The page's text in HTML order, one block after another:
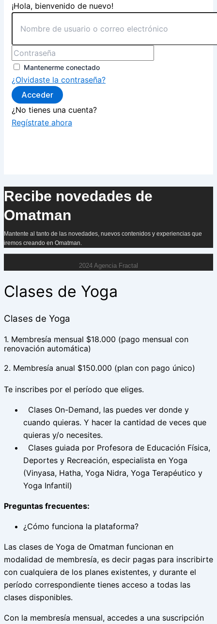
¡Hola, bienvenido de nuevo!
Mantenerme conectado
¿Olvidaste la contraseña?
Acceder
¿No tienes una cuenta?
Regístrate ahora
Recibe novedades de
Omatman
Mantente al tanto de las novedades, nuevos contenidos y experiencias que
iremos creando en Omatman.
2024 Agencia Fractal
Clases de Yoga
Clases de Yoga
1. Membresía mensual $18.000 (pago mensual con
renovación automática)
2. Membresía anual $150.000 (plan con pago único)
Te inscribes por el período que eliges.
Clases On-Demand, las puedes ver donde y
cuando quieras. Y hacer la cantidad de veces que
quieras y/o necesites.
Clases guiada por Profesora de Educación Física,
Deportes y Recreación, especialista en Yoga
(Vinyasa, Hatha, Yoga Nidra, Yoga Terapéutico y
Yoga Infantil)
Preguntas frecuentes:
¿Cómo funciona la plataforma?
Las clases de Yoga de Omatman funcionan en
modalidad de membresía, es decir pagas para inscribirte
con cualquiera de los planes existentes, y durante el
período correspondiente tienes acceso a todas las
clases disponibles.
Con la membresía mensual, accedes a una suscripción